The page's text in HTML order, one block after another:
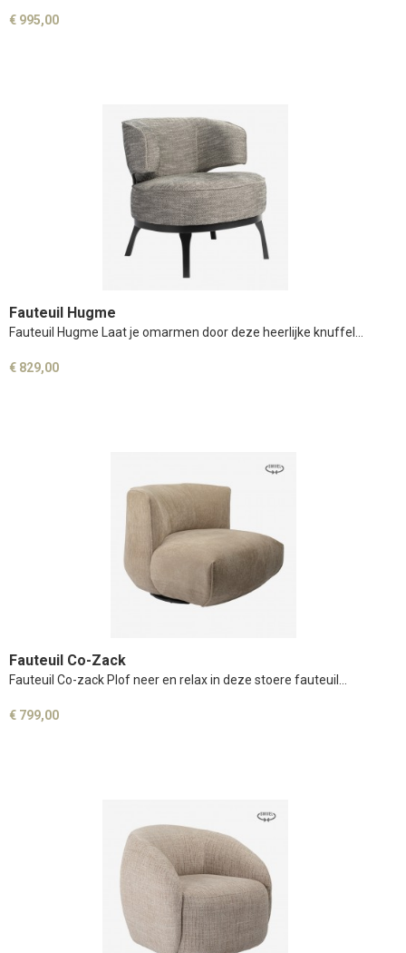
€ 995,00
Fauteuil Hugme
Fauteuil Hugme Laat je omarmen door deze heerlijke knuffel…
€ 829,00
Fauteuil Co-Zack
Fauteuil Co-zack Plof neer en relax in deze stoere fauteuil…
€ 799,00